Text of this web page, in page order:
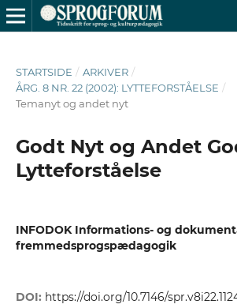
STARTSIDE / ARKIVER /
ÅRG. 8 NR. 22 (2002): LYTTEFORSTÅELSE /
Temanyt og andet nyt
Godt Nyt og Andet
Lytteforståelse
INFODOK Informations- og
fremmedsprogspædagogik
DOI: https://doi.org/10.7146/